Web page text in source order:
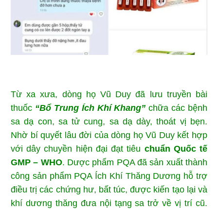
Từ xa xưa, dòng họ Vũ Duy đã lưu truyền bài
thuốc “Bổ Trung Ích Khí Khang” chữa các bệnh
sa dạ con, sa tử cung, sa dạ dày, thoát vị bẹn.
Nhờ bí quyết lâu đời của dòng họ Vũ Duy kết hợp
với dây chuyền hiện đại đạt tiêu chuẩn Quốc tế
GMP – WHO. Dược phẩm PQA đã sản xuất thành
công sản phẩm PQA Ích Khí Thăng Dương hỗ trợ
điều trị các chứng hư, bất túc, được kiến tạo lại và
khí dương thăng đưa nội tạng sa trở về vị trí cũ.